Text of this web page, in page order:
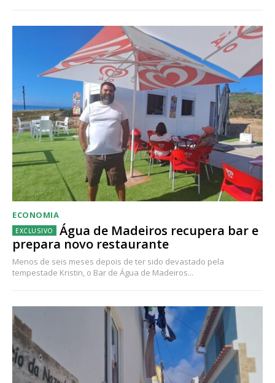
Acesso aos conteúdos Exclusivos para
Ofertas para assinatura anual
Escolha o plano
ECONOMIA
Água de Madeiros recupera bar e
prepara novo restaurante
Menos de seis meses depois de ter sido devastado pela
tempestade Kristin, o Bar de Água de Madeiros...